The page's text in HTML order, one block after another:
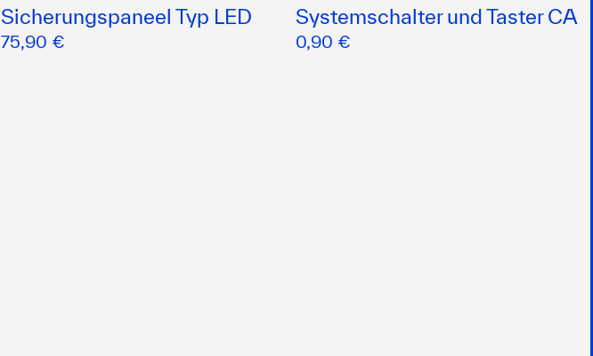
Sicherungspaneel Typ LED
75,90 €
Systemschalter und Taster CA
0,90 €